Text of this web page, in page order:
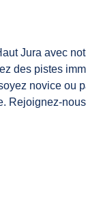
Jura avec
des pistes
novice ou
Rejoignez-